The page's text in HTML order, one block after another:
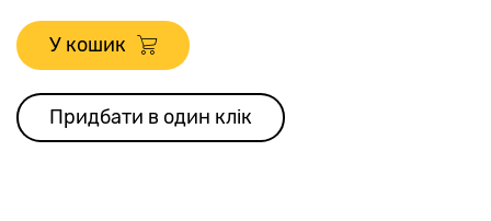
У кошик
Придбати в один клік